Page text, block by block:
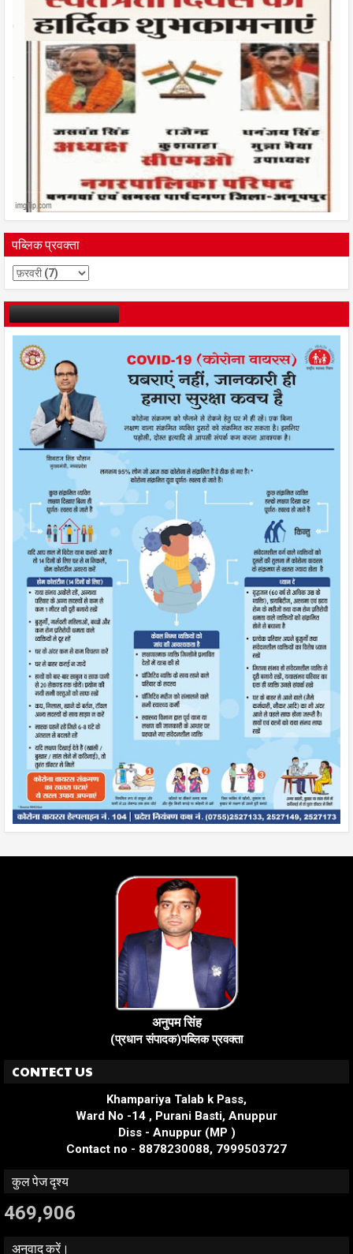
पब्लिक प्रवक्ता
अनुपम सिंह
(प्रधान संपादक)पब्लिक प्रवक्ता
CONTECT US
Khampariya Talab k Pass,
Ward No -14 , Purani Basti, Anuppur
Diss - Anuppur (MP )
Contact no - 8878230088, 7999503727
कुल पेज दृश्य
469,906
अनुवाद करें।